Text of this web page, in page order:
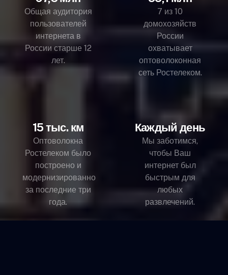
Общая аудитория
пользователей
интернета в
России старше 12
лет.
7 из 10
домохозяйств
России
охватывает
оптоволоконная
сеть Ростелеком.
15 тыс. км
Оптоволокна
Ростелеком было
построено и
модернизированно
за последние три
года.
Каждый день
Мы заботимся,
чтобы Ваш
интернет был
быстрым для
любых
развлечений.